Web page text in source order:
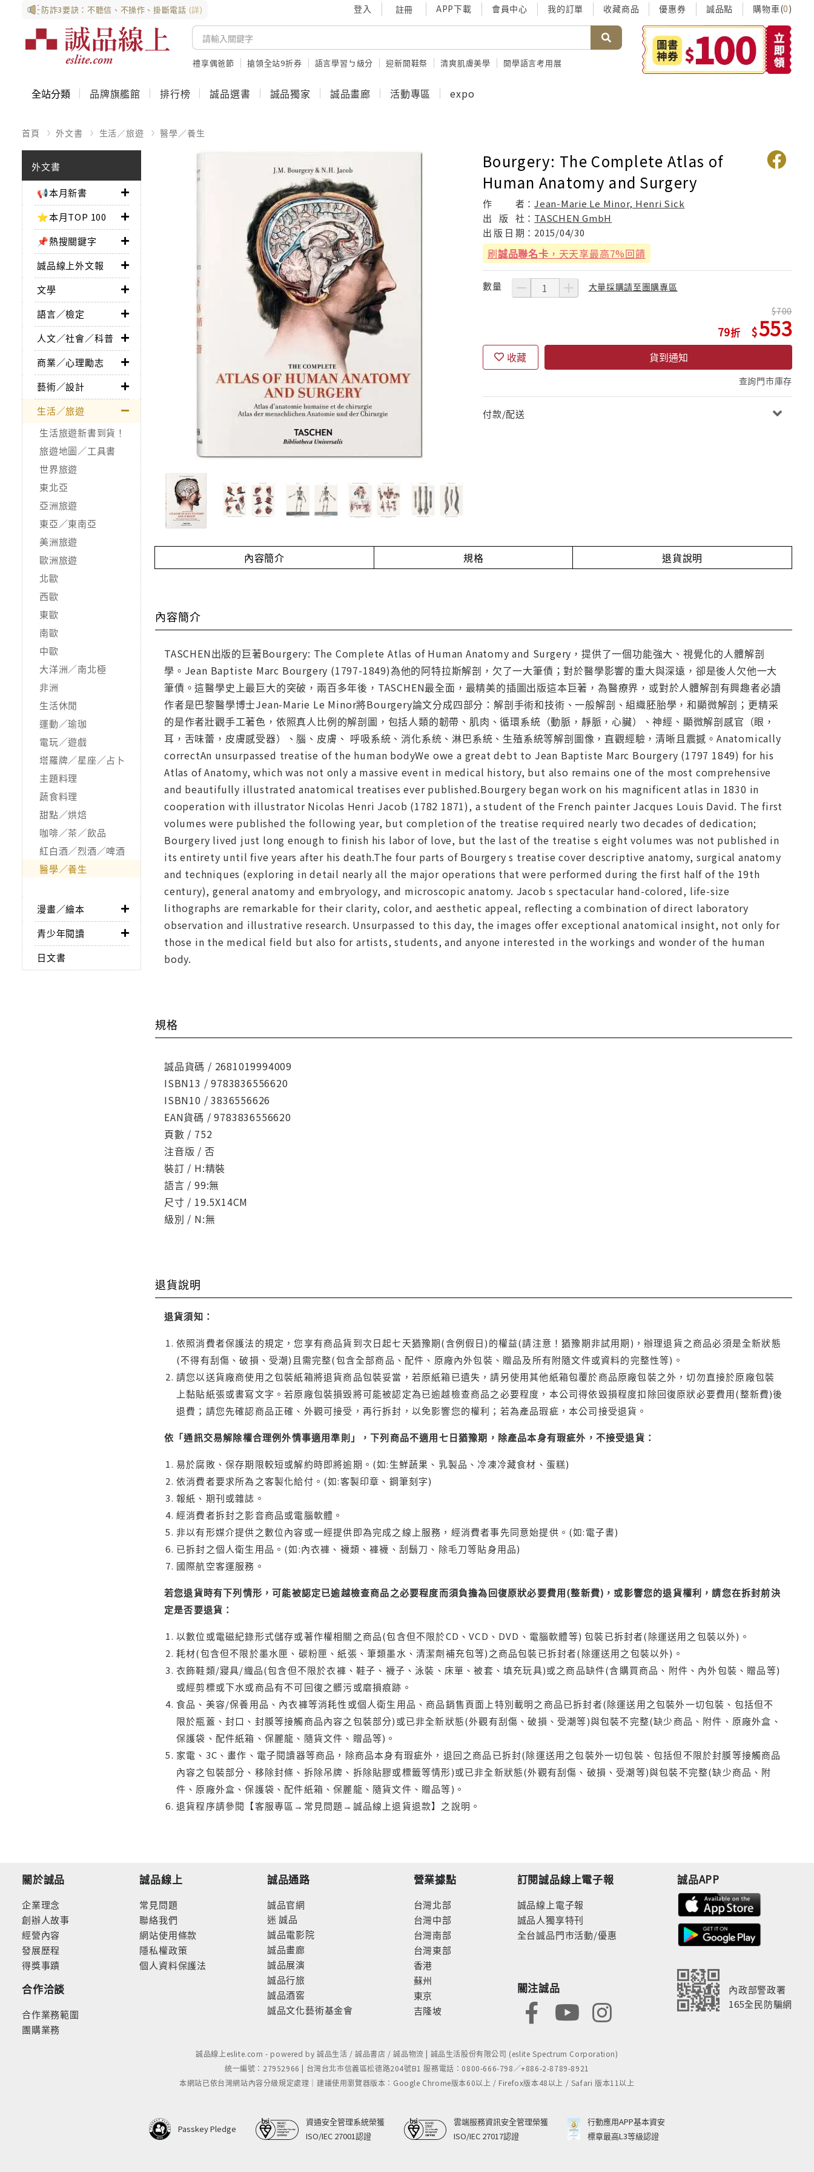
防詐3要訣：不聽信、不操作、掛斷電話 (詳) 登入 註冊 APP下載 會員中心 我的訂單 收藏商品 優惠券 誠品點 購物車(0)
禮享偶爸節 搶領全站9折券 語言學習ㄅ級分 迎新開鞋祭 清爽肌膚美學 開學語言考用展
全站分類 品牌旗艦館 排行榜 誠品選書 誠品獨家 誠品畫廊 活動專區 expo
首頁 外文書 生活／旅遊 醫學／養生
外文書
📢本月新書
⭐本月TOP 100
📌熱搜關鍵字
誠品線上外文報
文學
語言／檢定
人文／社會／科普
商業／心理勵志
藝術／設計
生活／旅遊
生活旅遊新書到貨！
旅遊地圖／工具書
世界旅遊
東北亞
亞洲旅遊
東亞／東南亞
美洲旅遊
歐洲旅遊
北歐
西歐
東歐
南歐
中歐
大洋洲／南北極
非洲
生活休閒
運動／瑜珈
電玩／遊戲
塔羅牌／星座／占卜
主題料理
蔬食料理
甜點／烘焙
咖啡／茶／飲品
紅白酒／烈酒／啤酒
醫學／養生
漫畫／繪本
青少年閱讀
日文書
Bourgery: The Complete Atlas of
Human Anatomy and Surgery
作 者：Jean-Marie Le Minor, Henri Sick
出
版 社： TASCHEN GmbH
出 版 日 期： 2015/04/30
刷誠品聯名卡 ，天天享最高7%回饋
數量 大量採購請至團購專區
79
700
553
收藏 貨到通知
查詢門市庫存
付款/配送
內容簡介 規格 退貨說明
內容簡介
TASCHEN出版的巨著Bourgery: The Complete Atlas of Human Anatomy and Surgery，提供了一個功能強大、視覺化的人體解剖
學。Jean Baptiste Marc Bourgery (1797-1849)為他的阿特拉斯解剖，欠了一大筆債；對於醫學影響的重大與深遠，卻是後人欠他一大
筆債。這醫學史上最巨大的突破，兩百多年後，TASCHEN最全面，最精美的插圖出版這本巨著，為醫療界，或對於人體解剖有興趣者必讀
作者是巴黎醫學博士Jean-Marie Le Minor將Bourgery論文分成四部分：解剖手術和技術、一般解剖、組織胚胎學，和顯微解剖；更精采
的是作者壯觀手工著色，依照真人比例的解剖圖，包括人類的韌帶、肌肉、循環系統（動脈，靜脈，心臟）、神經、顯微解剖感官（眼，
耳，舌味蕾，皮膚感受器）、腦、皮膚、 呼吸系統、消化系统、淋巴系統、生殖系統等解剖圖像，直觀經驗，清晰且震撼。Anatomically
correctAn unsurpassed treatise of the human bodyWe owe a great debt to Jean Baptiste Marc Bourgery (1797 1849) for his
Atlas of Anatomy, which was not only a massive event in medical history, but also remains one of the most comprehensive
and beautifully illustrated anatomical treatises ever published.Bourgery began work on his magnificent atlas in 1830 in
cooperation with illustrator Nicolas Henri Jacob (1782 1871), a student of the French painter Jacques Louis David. The first
volumes were published the following year, but completion of the treatise required nearly two decades of dedication;
Bourgery lived just long enough to finish his labor of love, but the last of the treatise s eight volumes was not published in
its entirety until five years after his death.The four parts of Bourgery s treatise cover descriptive anatomy, surgical anatomy
and techniques (exploring in detail nearly all the major operations that were performed during the first half of the 19th
century), general anatomy and embryology, and microscopic anatomy. Jacob s spectacular hand-colored, life-size
lithographs are remarkable for their clarity, color, and aesthetic appeal, reflecting a combination of direct laboratory
observation and illustrative research. Unsurpassed to this day, the images offer exceptional anatomical insight, not only for
those in the medical field but also for artists, students, and anyone interested in the workings and wonder of the human
body.
規格
誠品貨碼 / 2681019994009
ISBN13 / 9783836556620
ISBN10 / 3836556626
EAN貨碼 / 9783836556620
頁數 / 752
注音版 / 否
裝訂 / H:精裝
語言 / 99:無
尺寸 / 19.5X14CM
級別 / N:無
退貨說明
退貨須知：
依照消費者保護法的規定，您享有商品貨到次日起七天猶豫期(含例假日)的權益(請注意！猶豫期非試用期)，辦理退貨之商品必須是全新狀態
(不得有刮傷、破損、受潮)且需完整(包含全部商品、配件、原廠內外包裝、贈品及所有附隨文件或資料的完整性等)。
請您以送貨廠商使用之包裝紙箱將退貨商品包裝妥當，若原紙箱已遺失，請另使用其他紙箱包覆於商品原廠包裝之外，切勿直接於原廠包裝
上黏貼紙張或書寫文字。若原廠包裝損毀將可能被認定為已逾越檢查商品之必要程度，本公司得依毀損程度扣除回復原狀必要費用(整新費)後
退費；請您先確認商品正確、外觀可接受，再行拆封，以免影響您的權利；若為產品瑕疵，本公司接受退貨。
依「通訊交易解除權合理例外情事適用準則」，下列商品不適用七日猶豫期，除產品本身有瑕疵外，不接受退貨：
易於腐敗、保存期限較短或解約時即將逾期。(如:生鮮蔬果、乳製品、冷凍冷藏食材、蛋糕)
依消費者要求所為之客製化給付。(如:客製印章、鋼筆刻字)
報紙、期刊或雜誌。
經消費者拆封之影音商品或電腦軟體。
非以有形媒介提供之數位內容或一經提供即為完成之線上服務，經消費者事先同意始提供。(如:電子書)
已拆封之個人衛生用品。(如:內衣褲、襪類、褲襪、刮鬍刀、除毛刀等貼身用品)
國際航空客運服務。
若您退貨時有下列情形，可能被認定已逾越檢查商品之必要程度而須負擔為回復原狀必要費用(整新費)，或影響您的退貨權利，請您在拆封前決
定是否要退貨：
以數位或電磁紀錄形式儲存或著作權相關之商品(包含但不限於CD、VCD、DVD、電腦軟體等) 包裝已拆封者(除運送用之包裝以外)。
耗材(包含但不限於墨水匣、碳粉匣、紙張、筆類墨水、清潔劑補充包等)之商品包裝已拆封者(除運送用之包裝以外)。
衣飾鞋類/寢具/織品(包含但不限於衣褲、鞋子、襪子、泳裝、床單、被套、填充玩具)或之商品缺件(含購買商品、附件、內外包裝、贈品等)
或經剪標或下水或商品有不可回復之髒污或磨損痕跡。
食品、美容/保養用品、內衣褲等消耗性或個人衛生用品、商品銷售頁面上特別載明之商品已拆封者(除運送用之包裝外一切包裝、包括但不
限於瓶蓋、封口、封膜等接觸商品內容之包裝部分)或已非全新狀態(外觀有刮傷、破損、受潮等)與包裝不完整(缺少商品、附件、原廠外盒、
保護袋、配件紙箱、保麗龍、隨貨文件、贈品等)。
家電、3C、畫作、電子閱讀器等商品，除商品本身有瑕疵外，退回之商品已拆封(除運送用之包裝外一切包裝、包括但不限於封膜等接觸商品
內容之包裝部分、移除封條、拆除吊牌、拆除貼膠或標籤等情形)或已非全新狀態(外觀有刮傷、破損、受潮等)與包裝不完整(缺少商品、附
件、原廠外盒、保護袋、配件紙箱、保麗龍、隨貨文件、贈品等)。
退貨程序請參閱【客服專區→常見問題→誠品線上退貨退款】之說明。
關於誠品
企業理念
創辦人故事
經營內容
發展歷程
得獎事蹟
合作洽談
合作業務範圍
團購業務
誠品線上
常見問題
聯絡我們
網站使用條款
隱私權政策
個人資料保護法
誠品通路
誠品官網
迷 誠品
誠品電影院
誠品畫廊
誠品展演
誠品行旅
誠品酒窖
誠品文化藝術基金會
營業據點
台灣北部
台灣中部
台灣南部
台灣東部
香港
蘇州
東京
吉隆坡
訂閱誠品線上電子報
誠品線上電子報
誠品人獨享特刊
全台誠品門市活動/優惠
關注誠品
誠品APP
內政部警政署
165全民防騙網
誠品線上eslite.com - powered by 誠品生活 / 誠品書店 / 誠品物流 | 誠品生活股份有限公司 (eslite Spectrum Corporation)
統一編號：27952966 | 台灣台北市信義區松德路204號B1 服務電話：0800-666-798／+886-2-8789-8921
本網站已依台灣網站內容分級規定處理｜建議使用瀏覽器版本：Google Chrome版本60以上 / Firefox版本48以上 / Safari 版本11以上
Passkey Pledge
資通安全管理系統榮獲
ISO/IEC 27001認證
雲端服務資訊安全管理榮獲
ISO/IEC 27017認證
行動應用APP基本資安
標章最高L3等級認證